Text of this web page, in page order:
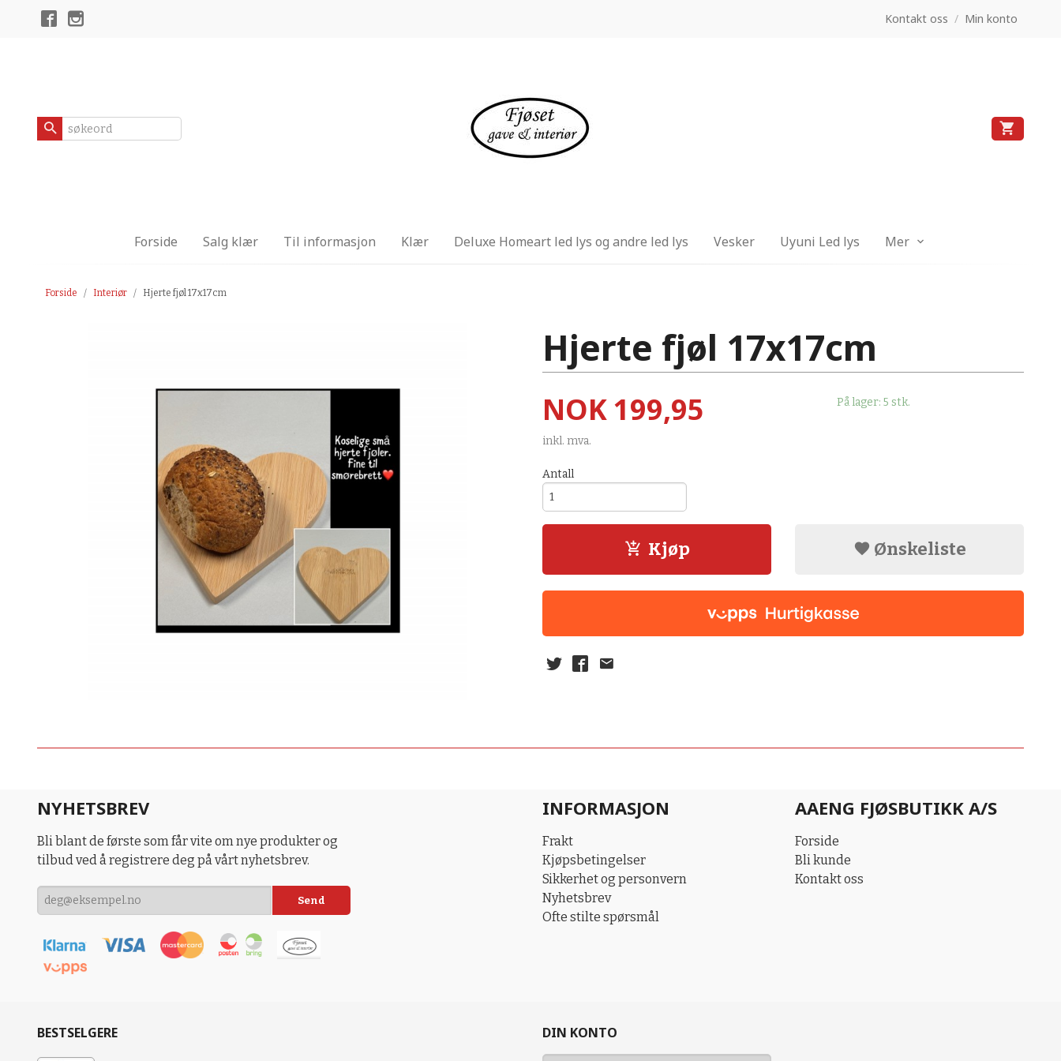
Kontakt oss / Min konto
Forside Salg klær Til informasjon Klær Deluxe Homeart led lys og andre led lys Vesker Uyuni Led lys Mer
Forside Interiør Hjerte fjøl 17x17cm
Hjerte fjøl 17x17cm
Pris
NOK199,95
inkl. mva.
På lager: 5 stk.
Antall
Kjøp Ønskeliste
NYHETSBREV
Bli blant de første som får vite om nye produkter og
tilbud ved å registrere deg på vårt nyhetsbrev.
INFORMASJON
Frakt
Kjøpsbetingelser
Sikkerhet og personvern
Nyhetsbrev
Ofte stilte spørsmål
AAENG FJØSBUTIKK A/S
Forside
Bli kunde
Kontakt oss
BESTSELGERE DIN KONTO